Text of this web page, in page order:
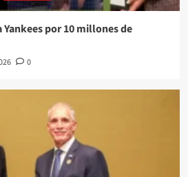
por 10 millones de
0